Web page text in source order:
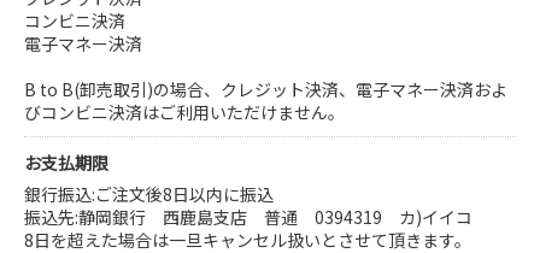
コンビニ決済
電子マネー決済
B to B(卸売取引)の場合、クレジット決済、電子マネー決済およ
びコンビニ決済はご利用いただけません。
お支払期限
銀行振込:ご注文後8日以内に振込
振込先:静岡銀行 西鹿島支店 普通 0394319 カ)イイコ
8日を超えた場合は一旦キャンセル扱いとさせて頂きます。